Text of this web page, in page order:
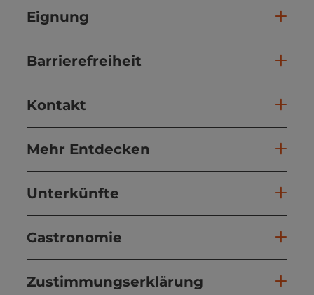
Eignung
Barrierefreiheit
Kontakt
Mehr Entdecken
Unterkünfte
Gastronomie
Zustimmungserklärung